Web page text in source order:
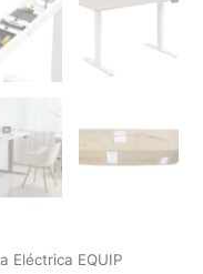
Eléctrica EQUIP